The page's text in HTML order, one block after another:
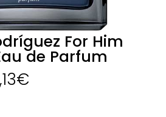
For Him
de Parfum
€Rango